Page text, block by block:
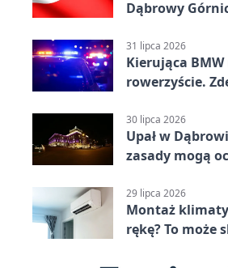
Dąbrowy
31 lipca 2026
Kierująca
rowerzyście.
30 lipca 2026
Upał w
zasady mogą
29 lipca 2026
Montaż
rękę? To może